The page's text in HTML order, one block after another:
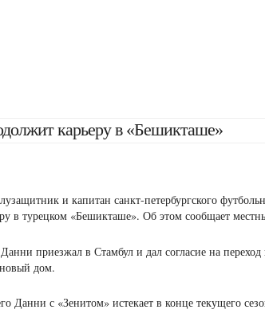
карьеру в «Бешикташе»
и капитан санкт-петербургского
в турецком «Бешикташе». Об этом сообщает
приезжал в Стамбул и дал согласие на
дом.
Данни с «Зенитом» истекает в конце текущего